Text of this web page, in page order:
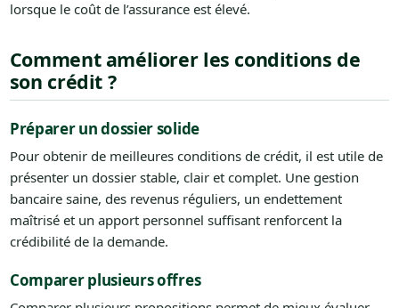
lorsque le coût de l’assurance est élevé.
Comment améliorer les conditions de
son crédit ?
Préparer un dossier solide
Pour obtenir de meilleures conditions de crédit, il est utile de
présenter un dossier stable, clair et complet. Une gestion
bancaire saine, des revenus réguliers, un endettement
maîtrisé et un apport personnel suffisant renforcent la
crédibilité de la demande.
Comparer plusieurs offres